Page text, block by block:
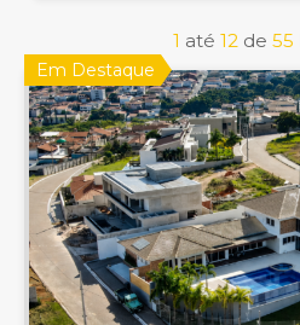
1 até 12 de 55
Em Destaque